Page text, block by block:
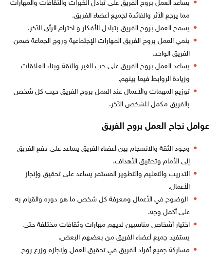
يساعد العمل بروح الفريق على تبادل الخبرات والثقافات والمهارات
مما يرجع الأثر والفائدة لجميع أعضاء الفريق.
يسمح العمل بروح الفريق بتبادل الأفكار و احترام الرأي الآخر.
ينمي العمل بروح الفريق المهارات الإجتماعية وروج الجماعة ضمن
الفريق الواحد.
يساعد العمل بروح الفريق على حب الغير والثقة وبناء العلاقات
وزيادة الروابط فيما بينهم.
توزيع المهمات والأعمال عند العمل بروح الفريق حيث كل شخص
بالفريق مكمل للشخص الآخر.
عوامل نجاح العمل بروح الفريق
وجود الثقة والانسجام بين أعضاء الفريق يساعد على دفع الفريق
إلى الأمام وتحقيق الأهداف.
التدريب والتعليم والتطوير المستمر يساعد على تحقيق وإنجاز
الأعمال.
الوضوح في الأعمال ومعرفة كل شخص ما هو دوره والقيام به
على أكمل وجه.
اختيار أشخاص مناسبين لديهم مهارات وثقافات مختلفة حتى
يستفيد جميع أعضاء الفريق من بعضهم البعض.
مشاركة جميع أفراد الفريق في تحقيق العمل وإنجازه وزرع روح